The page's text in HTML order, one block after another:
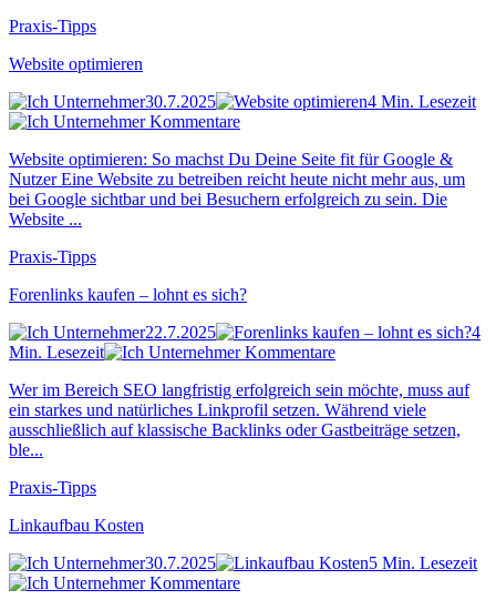
Praxis-Tipps
Website optimieren
30.7.2025
4 Min. Lesezeit
Kommentare
Website optimieren: So machst Du Deine Seite fit für Google &
Nutzer Eine Website zu betreiben reicht heute nicht mehr aus, um
bei Google sichtbar und bei Besuchern erfolgreich zu sein. Die
Website ...
Praxis-Tipps
Forenlinks kaufen – lohnt es sich?
22.7.2025
4
Min. Lesezeit
Kommentare
Wer im Bereich SEO langfristig erfolgreich sein möchte, muss auf
ein starkes und natürliches Linkprofil setzen. Während viele
ausschließlich auf klassische Backlinks oder Gastbeiträge setzen,
ble...
Praxis-Tipps
Linkaufbau Kosten
30.7.2025
5 Min. Lesezeit
Kommentare